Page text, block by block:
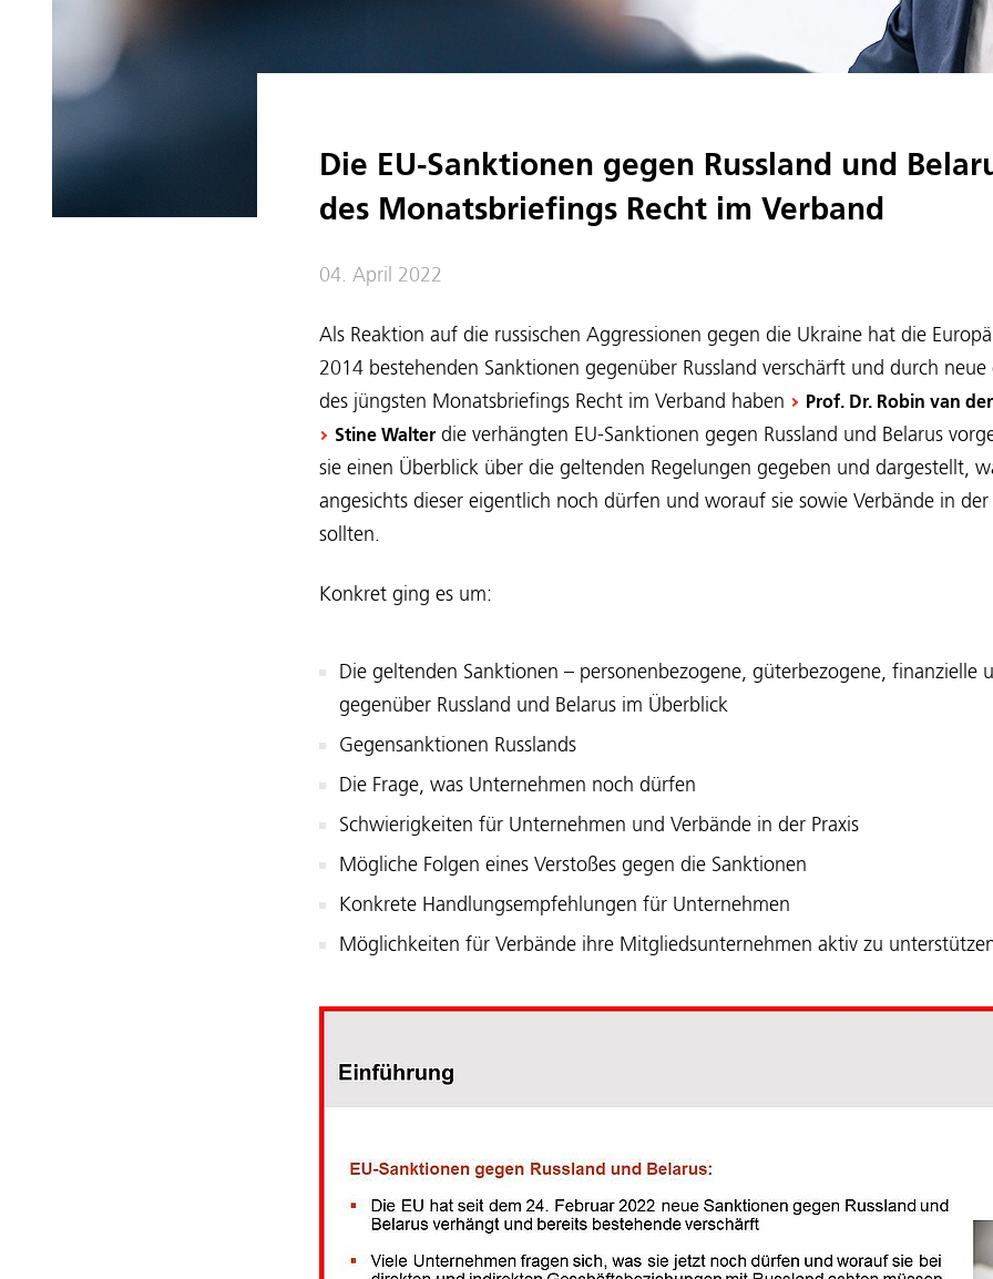
Die EU-Sanktionen gegen Russland und
des Monatsbriefings Recht im Verband
04. April 2022
Als Reaktion auf die russischen Aggressionen gegen die Ukraine hat die
2014 bestehenden Sanktionen gegenüber Russland verschärft und durch
des jüngsten Monatsbriefings Recht im Verband haben
Prof. Dr. Robin van
Stine Walter die verhängten EU-Sanktionen gegen Russland und Belarus
sie einen Überblick über die geltenden Regelungen gegeben und dargestellt,
angesichts dieser eigentlich noch dürfen und worauf sie sowie Verbände in der
sollten.
Konkret ging es um:
Die geltenden Sanktionen – personenbezogene, güterbezogene, finanzielle
gegenüber Russland und Belarus im Überblick
Gegensanktionen Russlands
Die Frage, was Unternehmen noch dürfen
Schwierigkeiten für Unternehmen und Verbände in der Praxis
Mögliche Folgen eines Verstoßes gegen die Sanktionen
Konkrete Handlungsempfehlungen für Unternehmen
Möglichkeiten für Verbände ihre Mitgliedsunternehmen aktiv zu